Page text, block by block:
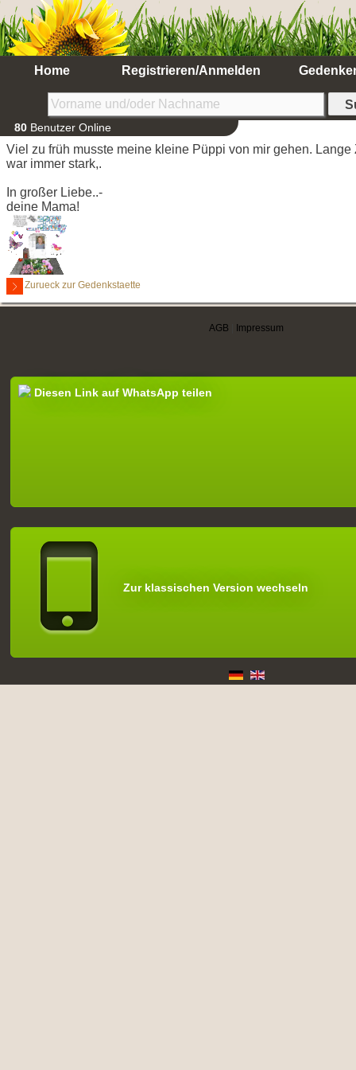
Home Registrieren/Anmelden
80 Benutzer Online
Viel zu früh musste meine kleine Püppi von mir gehen. Lange
war immer stark,.
In großer Liebe..-
deine Mama!
Zurueck zur Gedenkstaette
AGB Impressum
Diesen Link auf WhatsApp teilen
Zur klassischen Version wechseln